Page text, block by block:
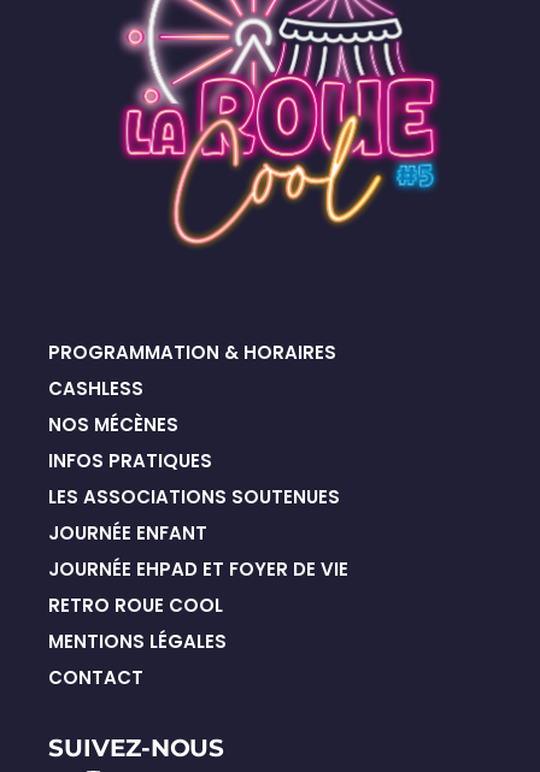
PROGRAMMATION & HORAIRES
CASHLESS
NOS MÉCÈNES
INFOS PRATIQUES
LES ASSOCIATIONS SOUTENUES
JOURNÉE ENFANT
JOURNÉE EHPAD ET FOYER DE VIE
RETRO ROUE COOL
MENTIONS LÉGALES
CONTACT
SUIVEZ-NOUS